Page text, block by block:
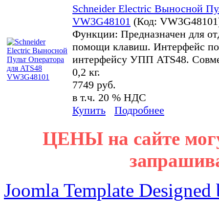
Schneider Electric Выносной
VW3G48101 (Код: VW3G48101
Функции: Предназначен для
помощи клавиш. Интерфейс
интерфейсу УПП ATS48.
0,2 кг.
7749 руб.
в т.ч. 20 % НДС
Купить
Подробнее
ЦЕНЫ на сайте
Joomla Template Designed